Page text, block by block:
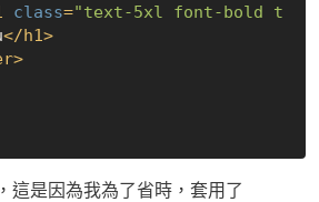
class="text-5xl font-bold t
</h1>
>
這是因為我為了省時，套用了